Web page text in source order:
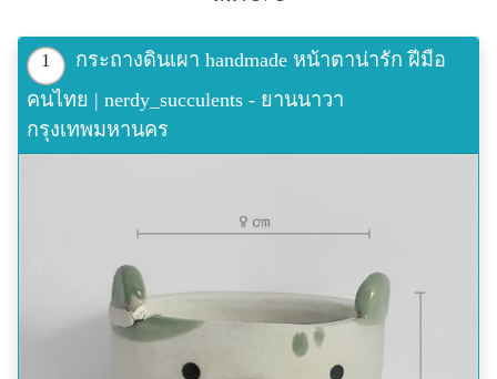
1
กระถางดินเผา handmade หน้าตาน่ารัก ฝีมือ
คนไทย | nerdy_succulents - ยานนาวา
กรุงเทพมหานคร